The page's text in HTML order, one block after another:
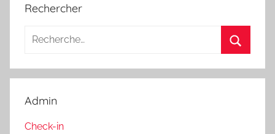
Rechercher
Recherche
:
Admin
Check-in